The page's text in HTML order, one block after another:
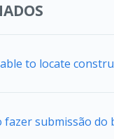
to locate
fazer submissão